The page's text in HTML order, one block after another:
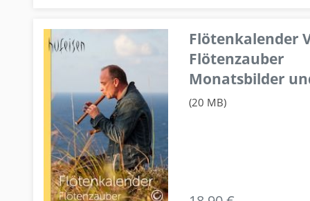
Flötenkalender
Flötenzauber
Monatsbilder
(20 MB)